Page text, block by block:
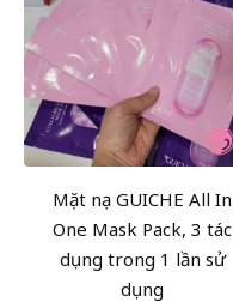
Mặt nạ GUICHE All In
One Mask Pack, 3 tác
dụng trong 1 lần sử
dụng